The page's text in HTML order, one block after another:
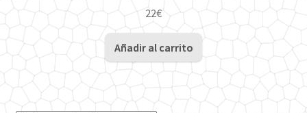
22€
Añadir al carrito